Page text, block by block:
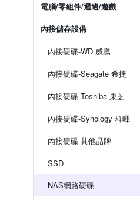
電腦/零組件/週邊/遊戲
內接儲存設備
內接硬碟-WD 威騰
內接硬碟-Seagate 希捷
內接硬碟-Toshiba 東芝
內接硬碟-Synology 群暉
內接硬碟-其他品牌
SSD
NAS網路硬碟